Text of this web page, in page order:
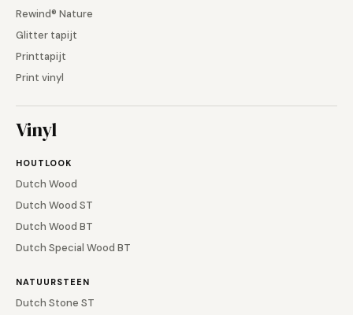
Rewind® Nature
Glitter tapijt
Printtapijt
Print vinyl
Vinyl
HOUTLOOK
Dutch Wood
Dutch Wood ST
Dutch Wood BT
Dutch Special Wood BT
NATUURSTEEN
Dutch Stone ST